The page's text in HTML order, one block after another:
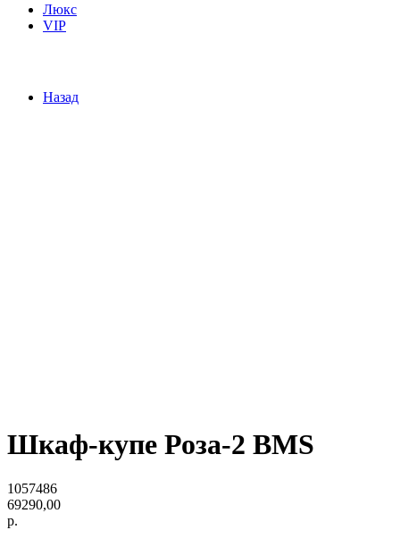
Люкс
VIP
Назад
Шкаф-купе Роза-2 BMS
1057486
69290,00
р.